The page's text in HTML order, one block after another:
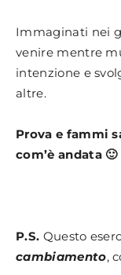
Immaginati nei
venire mentre
intenzione e
altre.
Prova e fammi
com’è andata 🙂
P.S. Questo
cambiamento,